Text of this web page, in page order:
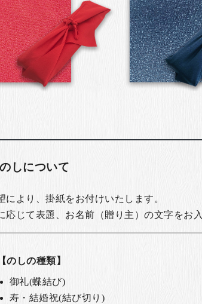
のしについて
により、掛紙をお付けいたします。
応じて表題、お名前（贈り主）の文字をお
【のしの種類】
御礼(蝶結び)
寿・結婚祝(結び切り)